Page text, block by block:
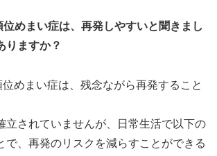
めまい症は、再発しやすいと聞きまし
りますか？
めまい症は、残念ながら再発すること
立されていませんが、日常生活で以下の
で、再発のリスクを減らすことができる